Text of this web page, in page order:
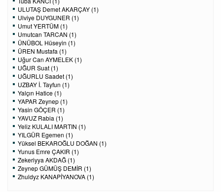
ULUTAŞ Demet AKARÇAY (1)
Ulviye DUYGUNER (1)
Umut YERTÜM (1)
Umutcan TARCAN (1)
ÜNÜBOL Hüseyin (1)
ÜREN Mustafa (1)
Uğur Can AYMELEK (1)
UĞUR Suat (1)
UĞURLU Saadet (1)
UZBAY İ. Tayfun (1)
Yalçın Hatice (1)
YAPAR Zeynep (1)
Yasin GÖÇER (1)
YAVUZ Rabia (1)
Yeliz KULALI MARTIN (1)
YILGÜR Egemen (1)
Yüksel BEKAROĞLU DOĞAN (1)
Yunus Emre ÇAKIR (1)
Zekeriyya AKDAĞ (1)
Zeynep GÜMÜŞ DEMİR (1)
Zhuldyz KANAPİYANOVA (1)